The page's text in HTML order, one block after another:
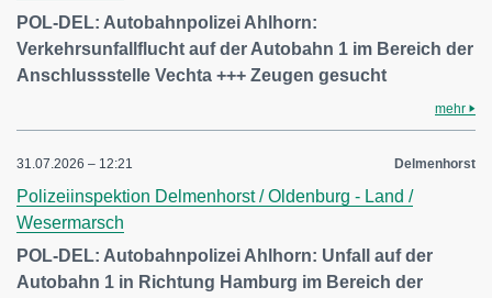
POL-DEL: Autobahnpolizei Ahlhorn:
Verkehrsunfallflucht auf der Autobahn 1 im Bereich der
Anschlussstelle Vechta +++ Zeugen gesucht
mehr
31.07.2026 – 12:21 Delmenhorst
Polizeiinspektion Delmenhorst / Oldenburg - Land /
Wesermarsch
POL-DEL: Autobahnpolizei Ahlhorn: Unfall auf der
Autobahn 1 in Richtung Hamburg im Bereich der